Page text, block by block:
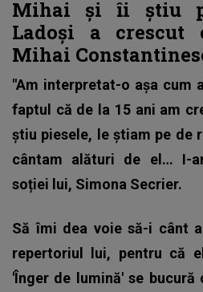
Mihai și îi știu
Ladoși a
Mihai
"Am interpretat-o așa cum
faptul că de la 15 ani am
știu piesele, le știam pe de
cântam alături de el… I-
soției lui, Simona Secrier.
Să îmi dea voie să-i cânt
repertoriul lui, pentru că
'Înger de lumină' se bucură